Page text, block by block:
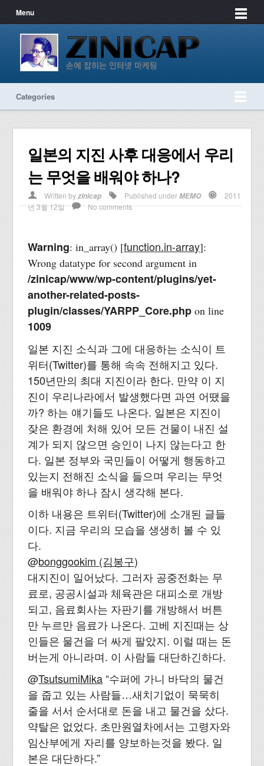
Menu
Categories
일본의 지진 사후 대응에서 우리
는 무엇을 배워야 하나?
Written byzinicap Published underMEMO
2011
년 3월 12일
No comments
Warning: in_array() [function.in-array]:
Wrong datatype for second argument in
/zinicap/www/wp-content/plugins/yet-
another-related-posts-
plugin/classes/YARPP_Core.php on line
1009
일본 지진 소식과 그에 대응하는 소식이 트
위터(Twitter)를 통해 속속 전해지고 있다.
150년만의 최대 지진이라 한다. 만약 이 지
진이 우리나라에서 발생했다면 과연 어땠을
까? 하는 얘기들도 나온다. 일본은 지진이
잦은 환경에 처해 있어 모든 건물이 내진 설
계가 되지 않으면 승인이 나지 않는다고 한
다. 일본 정부와 국민들이 어떻게 행동하고
있는지 전해진 소식을 들으며 우리는 무엇
을 배워야 하나 잠시 생각해 본다.
이하 내용은 트위터(Twitter)에 소개된 글들
이다. 지금 우리의 모습을 생생히 볼 수 있
다.
@bonggookim (김봉구)
대지진이 일어났다. 그러자 공중전화는 무
료로, 공공시설과 체육관은 대피소로 개방
되고, 음료회사는 자판기를 개방해서 버튼
만 누르만 음료가 나온다. 고베 지진때는 상
인들은 물건을 더 싸게 팔았지. 이럴 때는 돈
버는게 아니라며. 이 사람들 대단하긴하다.
@TsutsumiMika“수퍼에 가니 바닥의 물건
을 줍고 있는 사람들…새치기없이 묵묵히
줄을 서서 순서대로 돈을 내고 물건을 샀다.
약탈은 없었다. 초만원열차에서는 고령자와
임산부에게 자리를 양보하는것을 봤다. 일
본은 대단하다.”